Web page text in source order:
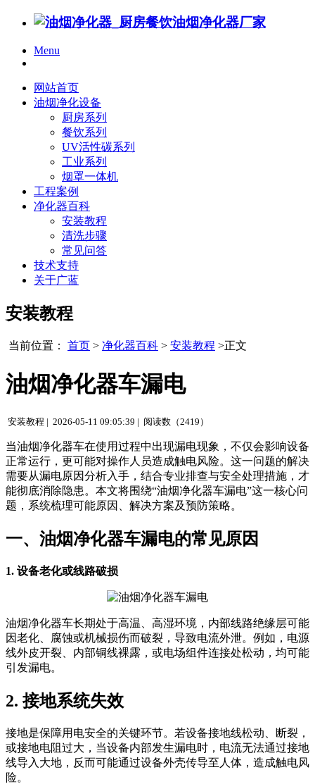
Menu
网站首页
油烟净化设备
厨房系列
餐饮系列
UV活性碳系列
工业系列
烟罩一体机
工程案例
净化器百科
安装教程
清洗步骤
常见问答
技术支持
关于广蓝
安装教程
当前位置： 首页 > 净化器百科 > 安装教程 >正文
油烟净化器车漏电
安装教程 | 2026-05-11 09:05:39 | 阅读数（2419）
当油烟净化器车在使用过程中出现漏电现象，不仅会影响设备
正常运行，更可能对操作人员造成触电风险。这一问题的解决
需要从漏电原因分析入手，结合专业排查与安全处理措施，才
能彻底消除隐患。本文将围绕“油烟净化器车漏电”这一核心问
题，系统梳理可能原因、解决方案及预防策略。
一、油烟净化器车漏电的常见原因
1. 设备老化或线路破损
油烟净化器车长期处于高温、高湿环境，内部线路绝缘层可能
因老化、腐蚀或机械损伤而破裂，导致电流外泄。例如，电源
线外皮开裂、内部铜线裸露，或电场组件连接处松动，均可能
引发漏电。
2. 接地系统失效
接地是保障用电安全的关键环节。若设备接地线松动、断裂，
或接地电阻过大，当设备内部发生漏电时，电流无法通过接地
线导入大地，反而可能通过设备外壳传导至人体，造成触电风
险。